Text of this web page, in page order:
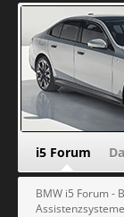
i5 Forum
BMW i5 Forum -